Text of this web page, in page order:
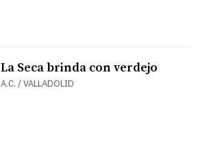
La Seca brinda con verdejo
A.C. / VALLADOLID